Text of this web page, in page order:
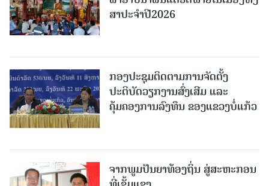
ສາປະຈໍາປີ2026
ກອງປະຊຸມຕິດຕາມການຈັດຕັ້ງ
ປະຕິບັດວຽກງານສົ່ງເສີມ ແລະ
ຄຸ້ມຄອງການລົງທຶນ ຂອງແຂວງບໍ່ແກ້ວ
ຈາກພູມປັນຍາທ້ອງຖິ່ນ ສູ່ສະຫະກອນ